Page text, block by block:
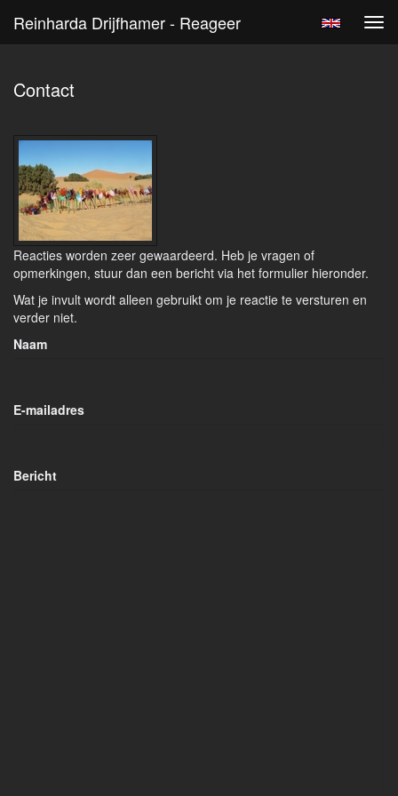
Reinharda Drijfhamer - Reageer
Contact
Reacties worden zeer gewaardeerd. Heb je vragen of
opmerkingen, stuur dan een bericht via het formulier hieronder.
Wat je invult wordt alleen gebruikt om je reactie te versturen en
verder niet.
Naam
E-mailadres
Bericht